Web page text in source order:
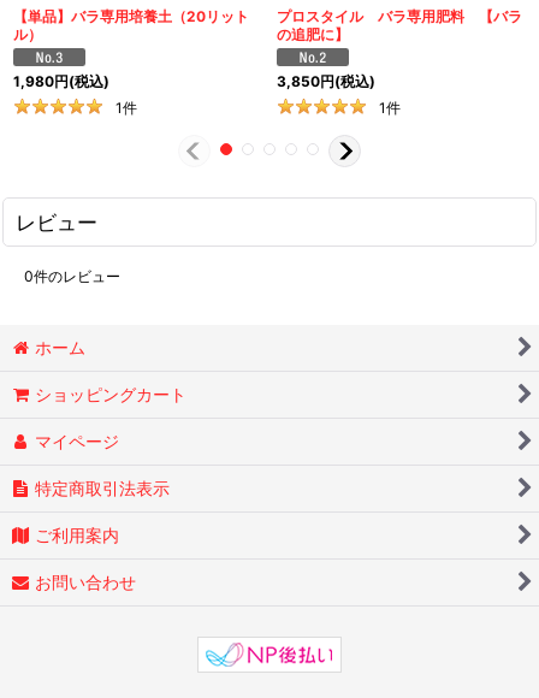
【単品】バラ専用培養土（20リット
ル）
1,980円(税込)
1件
プロスタイル バラ専用肥料 【バラ
の追肥に】
3,850円(税込)
1件
レビュー
0件のレビュー
ホーム
ショッピングカート
マイページ
特定商取引法表示
ご利用案内
お問い合わせ